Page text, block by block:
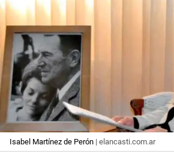
Isabel Martínez de Perón | elancasti.com.ar